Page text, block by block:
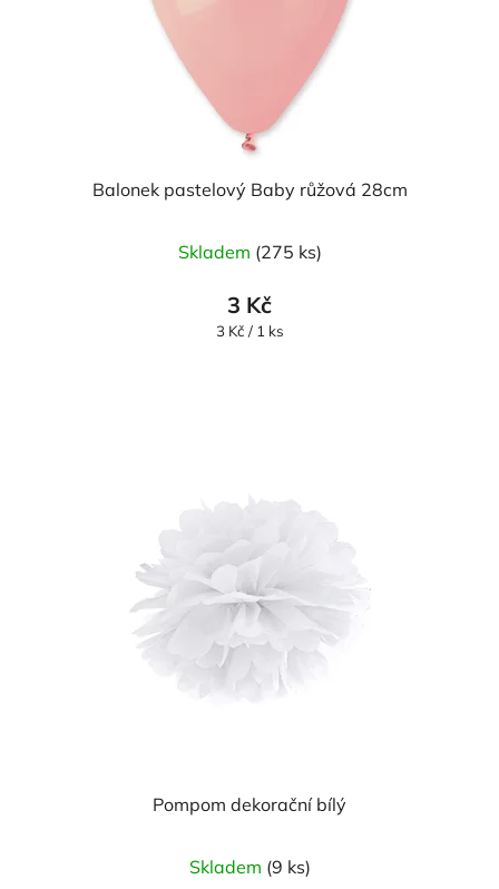
Balonek pastelový Baby růžová 28cm
Skladem (275 ks)
3 Kč
Měrná
3 Kč / 1 ks
Pompom dekorační bílý
Skladem (9 ks)